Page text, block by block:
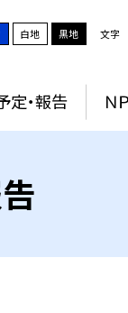
白地 黒地 文字
定・報告 Ｎ